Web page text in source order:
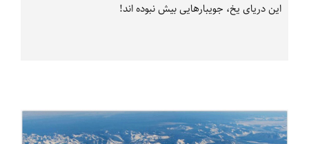
این دریای یخ، جویبارهایی بیش نبوده اند!